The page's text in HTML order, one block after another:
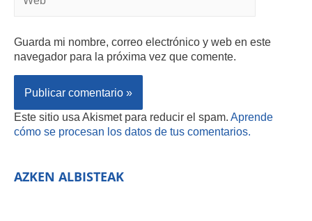
Guarda mi nombre, correo electrónico y web en este
navegador para la próxima vez que comente.
Este sitio usa Akismet para reducir el spam. Aprende
cómo se procesan los datos de tus comentarios.
AZKEN ALBISTEAK